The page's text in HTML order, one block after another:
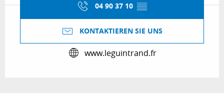
04 90 37 10 ▒▒
KONTAKTIEREN SIE UNS
www.leguintrand.fr